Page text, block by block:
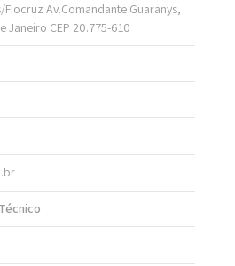
Fiocruz Av.Comandante Guaranys,
Janeiro CEP 20.775-610